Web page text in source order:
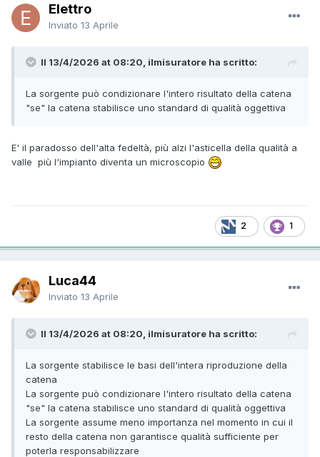
Elettro
Inviato 13 Aprile
Il 13/4/2026 at 08:20, ilmisuratore ha scritto:
La sorgente può condizionare l'intero risultato della catena
"se" la catena stabilisce uno standard di qualità oggettiva
E' il paradosso dell'alta fedeltà, più alzi l'asticella della qualità a
valle più l'impianto diventa un microscopio
2 1
Luca44
Inviato 13 Aprile
Il 13/4/2026 at 08:20, ilmisuratore ha scritto:
La sorgente stabilisce le basi dell'intera riproduzione della
catena
La sorgente può condizionare l'intero risultato della catena
"se" la catena stabilisce uno standard di qualità oggettiva
La sorgente assume meno importanza nel momento in cui il
resto della catena non garantisce qualità sufficiente per
poterla responsabilizzare